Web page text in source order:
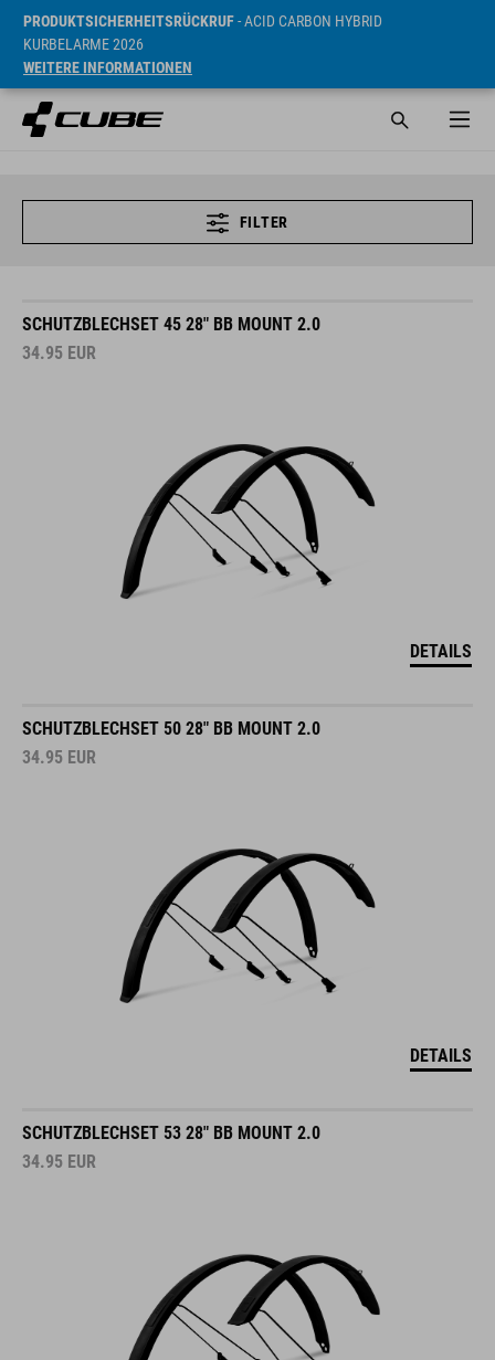
PRODUKTSICHERHEITSRÜCKRUF- ACID CARBON HYBRID
KURBELARME 2026
WEITERE INFORMATIONEN
FILTER
SCHUTZBLECHSET 45 28" BB MOUNT 2.0
34.95 EUR
DETAILS
SCHUTZBLECHSET 50 28" BB MOUNT 2.0
34.95 EUR
DETAILS
SCHUTZBLECHSET 53 28" BB MOUNT 2.0
34.95 EUR